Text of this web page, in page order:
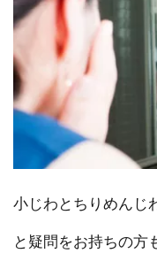
小じわとちりめんじ
と疑問をお持ちの方